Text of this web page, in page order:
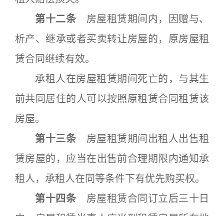
第十二条 房屋租赁期间内，因赠与、
析产、继承或者买卖转让房屋的，原房屋租
赁合同继续有效。
承租人在房屋租赁期间死亡的，与其生
前共同居住的人可以按照原租赁合同租赁该
房屋。
第十三条 房屋租赁期间出租人出售租
赁房屋的，应当在出售前合理期限内通知承
租人，承租人在同等条件下有优先购买权。
第十四条 房屋租赁合同订立后三十日